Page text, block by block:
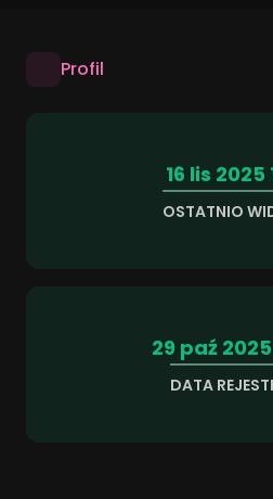
Profil
16 lis 2025
OSTATNIO
29 paź
DATA